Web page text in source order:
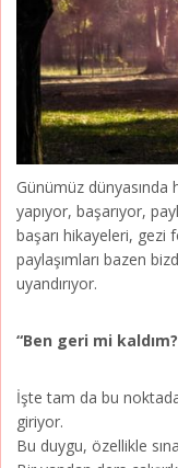
Günümüz dünyasında
yapıyor, başarıyor,
başarı hikayeleri, gezi
paylaşımları bazen
uyandırıyor.
“Ben geri mi
İşte tam da bu
giriyor.
Bu duygu, özellikle